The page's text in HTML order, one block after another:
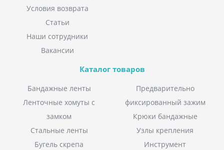
Условия возврата
Статьи
Наши сотрудники
Вакансии
Каталог товаров
Бандажные ленты
Ленточные хомуты с
замком
Стальные ленты
Бугель скрепа
Предварительно
фиксированный зажим
Крюки бандажные
Узлы крепления
Инструмент